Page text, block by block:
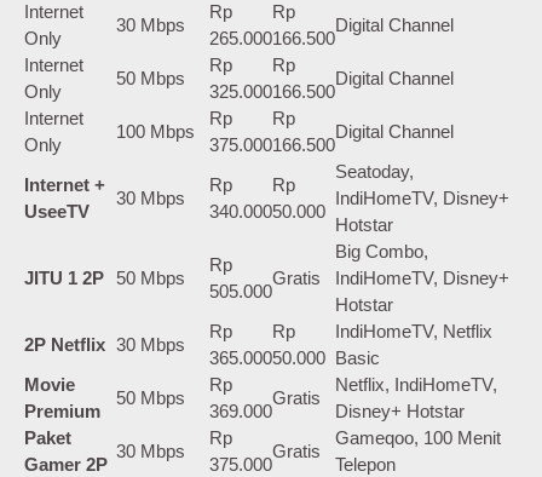
Internet
Only
30 Mbps
Rp
265.000
Rp
166.500
Digital Channel
Internet
Only
50 Mbps
Rp
325.000
Rp
166.500
Digital Channel
Internet
Only
100 Mbps
Rp
375.000
Rp
166.500
Digital Channel
Internet +
UseeTV
30 Mbps
Rp
340.000
Rp
50.000
Seatoday,
IndiHomeTV, Disney+
Hotstar
JITU 1 2P 50 Mbps
Rp
505.000
Gratis
Big Combo,
IndiHomeTV, Disney+
Hotstar
2P Netflix 30 Mbps
Rp
365.000
Rp
50.000
IndiHomeTV, Netflix
Basic
Movie
Premium
50 Mbps
Rp
369.000
Gratis
Netflix, IndiHomeTV,
Disney+ Hotstar
Paket
Gamer 2P
30 Mbps
Rp
375.000
Gratis
Gameqoo, 100 Menit
Telepon